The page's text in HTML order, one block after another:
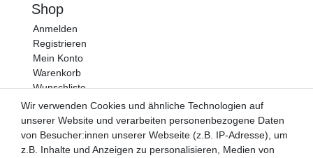
Shop
Anmelden
Registrieren
Mein Konto
Warenkorb
Wunschliste
Newsletter
E-MAIL **
Newsletter
Honig
Wir verwenden Cookies und ähnliche Technologien auf
unserer Website und verarbeiten personenbezogene Daten
von Besucher:innen unserer Webseite (z.B. IP-Adresse), um
z.B. Inhalte und Anzeigen zu personalisieren, Medien von